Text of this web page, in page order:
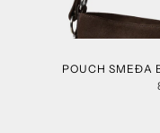
POUCH SMEĐA